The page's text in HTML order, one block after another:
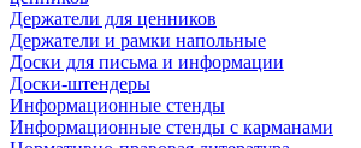
Держатели для ценников
Держатели и рамки напольные
Доски для письма и информации
Доски-штендеры
Информационные стенды
Информационные стенды с карманами